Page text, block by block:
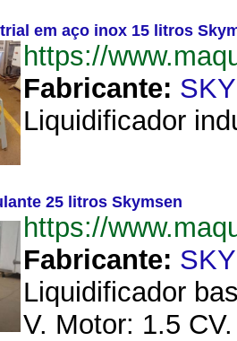
em aço inox 15 litros
https://
Fabricante:
Liquidificador
25 litros Skymsen
https://
Fabricante:
Liquidificador
V. Motor: 1.5